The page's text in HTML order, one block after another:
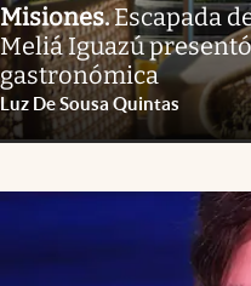
Misiones.Escapada
Meliá Iguazú
gastronómica
Luz De Sousa Quintas